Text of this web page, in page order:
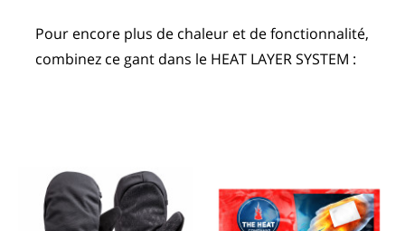
Pour encore plus de chaleur et de fonctionnalité,
combinez ce gant dans le HEAT LAYER SYSTEM :